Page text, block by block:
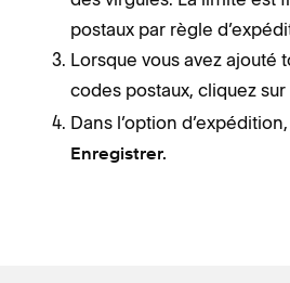
postaux par règle
Lorsque vous avez ajouté
codes postaux, cliquez sur
Dans l’option
Enregistrer.